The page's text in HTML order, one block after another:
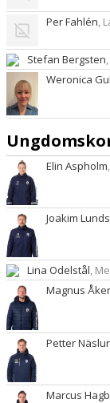
Per Fahlén,
Stefan Bergsten
Weronica
Elin Aspholm
Joakim
Lina Odelstål,
Magnus
Petter
Marcus